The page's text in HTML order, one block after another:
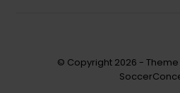
© Copyright 2026 - Theme